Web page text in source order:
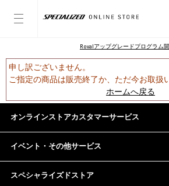
Rovalアップグレードプログラム
申し訳ございません。
ご指定の商品は販売終了か、ただ今お取扱
ホームへ戻る
オンラインストアカスタマーサービス
イベント・その他サービス
スペシャライズドストア